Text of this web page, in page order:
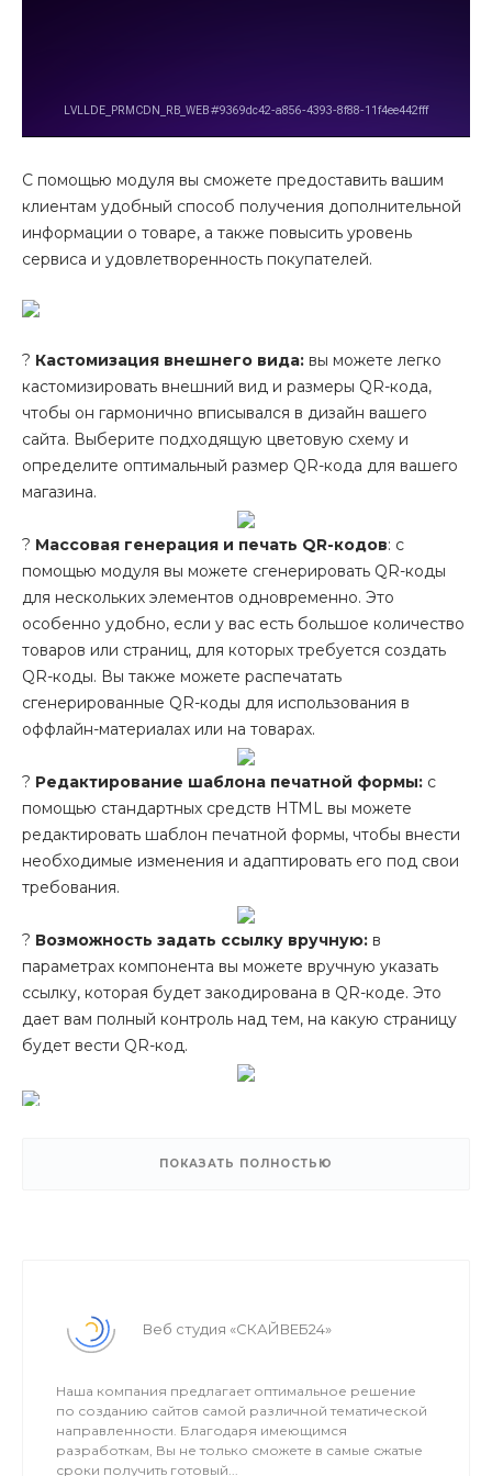
ПОКАЗАТЬ ПОЛНОСТЬЮ
С помощью модуля вы сможете предоставить вашим
клиентам удобный способ получения дополнительной
информации о товаре, а также повысить уровень
сервиса и удовлетворенность покупателей.
? Кастомизация внешнего вида: вы можете легко
кастомизировать внешний вид и размеры QR-кода,
чтобы он гармонично вписывался в дизайн вашего
сайта. Выберите подходящую цветовую схему и
определите оптимальный размер QR-кода для вашего
магазина.
? Массовая генерация и печать QR-кодов: с
помощью модуля вы можете сгенерировать QR-коды
для нескольких элементов одновременно. Это
особенно удобно, если у вас есть большое количество
товаров или страниц, для которых требуется создать
QR-коды. Вы также можете распечатать
сгенерированные QR-коды для использования в
оффлайн-материалах или на товарах.
? Редактирование шаблона печатной формы: с
помощью стандартных средств HTML вы можете
редактировать шаблон печатной формы, чтобы внести
необходимые изменения и адаптировать его под свои
требования.
? Возможность задать ссылку вручную: в
параметрах компонента вы можете вручную указать
ссылку, которая будет закодирована в QR-коде. Это
дает вам полный контроль над тем, на какую страницу
будет вести QR-код.
поможет вам анализировать и оптимизировать
Простота в установке и настройке
Установка и настройка модуля "QR-код адреса
страницы" очень просты. Для отображения QR-кода
на странице вам достаточно разместить компонент
Веб студия «СКАЙВЕБ24»
Наша компания предлагает оптимальное решение
по созданию сайтов самой различной тематической
направленности. Благодаря имеющимся
разработкам, Вы не только сможете в самые сжатые
сроки получить готовый...